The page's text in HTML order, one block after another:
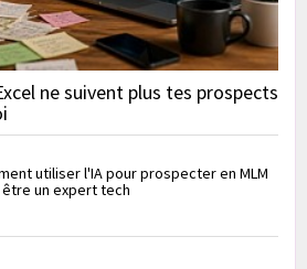
ne suivent plus tes prospects
utiliser l'IA pour prospecter en MLM
être un expert tech